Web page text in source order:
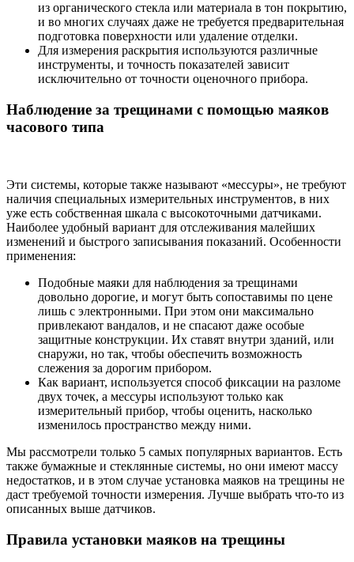
из органического стекла или материала в тон покрытию,
и во многих случаях даже не требуется предварительная
подготовка поверхности или удаление отделки.
Для измерения раскрытия используются различные
инструменты, и точность показателей зависит
исключительно от точности оценочного прибора.
Наблюдение за трещинами с помощью маяков
часового типа
Эти системы, которые также называют «мессуры», не требуют
наличия специальных измерительных инструментов, в них
уже есть собственная шкала с высокоточными датчиками.
Наиболее удобный вариант для отслеживания малейших
изменений и быстрого записывания показаний. Особенности
применения:
Подобные маяки для наблюдения за трещинами
довольно дорогие, и могут быть сопоставимы по цене
лишь с электронными. При этом они максимально
привлекают вандалов, и не спасают даже особые
защитные конструкции. Их ставят внутри зданий, или
снаружи, но так, чтобы обеспечить возможность
слежения за дорогим прибором.
Как вариант, используется способ фиксации на разломе
двух точек, а мессуры используют только как
измерительный прибор, чтобы оценить, насколько
изменилось пространство между ними.
Мы рассмотрели только 5 самых популярных вариантов. Есть
также бумажные и стеклянные системы, но они имеют массу
недостатков, и в этом случае установка маяков на трещины не
даст требуемой точности измерения. Лучше выбрать что-то из
описанных выше датчиков.
Правила установки маяков на трещины